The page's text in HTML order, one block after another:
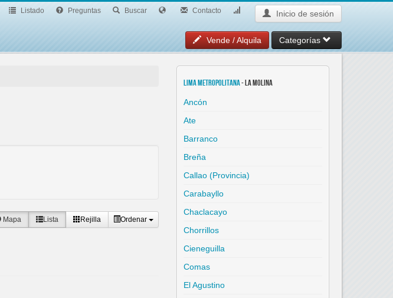
Listado Preguntas Buscar Contacto Inicio de sesión
Vende / Alquila Categorías
Mapa Lista Rejilla Ordenar
Lima Metropolitana- La Molina
Ancón
Ate
Barranco
Breña
Callao (Provincia)
Carabayllo
Chaclacayo
Chorrillos
Cieneguilla
Comas
El Agustino